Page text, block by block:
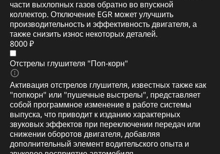
части выхлопных газов обратно во впускной
коллектор. Отключение EGR может улучшить
производительность и эффективность двигателя, а
также снизить износ некоторых деталей.
8000 ₽
Отстрелы глушителя "Поп-корн"
Активация отстрелов глушителя, известных также как
"попкорн" или "пушечные выстрелы", представляет
собой программное изменение в работе системы
выпуска, что приводит к изданию характерных
звуковых эффектов при переключении передач или
снижении оборотов двигателя, добавляя
дополнительный элемент водительского опыта и